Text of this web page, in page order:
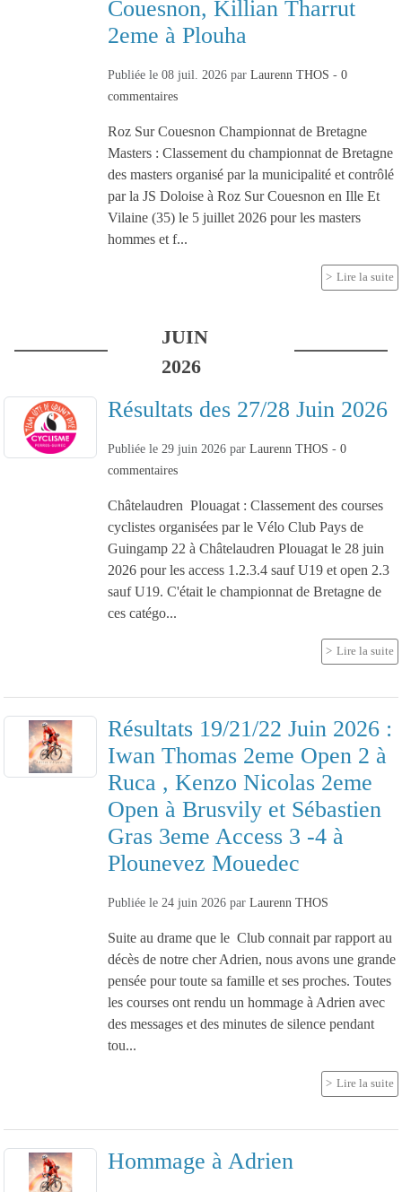
Couesnon, Killian Tharrut
2eme à Plouha
Publiée le 08 juil. 2026 par Laurenn THOS - 0
commentaires
Roz Sur Couesnon Championnat de Bretagne
Masters : Classement du championnat de Bretagne
des masters organisé par la municipalité et contrôlé
par la JS Doloise à Roz Sur Couesnon en Ille Et
Vilaine (35) le 5 juillet 2026 pour les masters
hommes et f...
Lire la suite
JUIN
2026
Résultats des 27/28 Juin 2026
Publiée le 29 juin 2026 par Laurenn THOS - 0
commentaires
Châtelaudren Plouagat : Classement des courses
cyclistes organisées par le Vélo Club Pays de
Guingamp 22 à Châtelaudren Plouagat le 28 juin
2026 pour les access 1.2.3.4 sauf U19 et open 2.3
sauf U19. C'était le championnat de Bretagne de
ces catégo...
Lire la suite
Résultats 19/21/22 Juin 2026 :
Iwan Thomas 2eme Open 2 à
Ruca , Kenzo Nicolas 2eme
Open à Brusvily et Sébastien
Gras 3eme Access 3 -4 à
Plounevez Mouedec
Publiée le 24 juin 2026 par Laurenn THOS
Suite au drame que le Club connait par rapport au
décès de notre cher Adrien, nous avons une grande
pensée pour toute sa famille et ses proches. Toutes
les courses ont rendu un hommage à Adrien avec
des messages et des minutes de silence pendant
tou...
Lire la suite
Hommage à Adrien